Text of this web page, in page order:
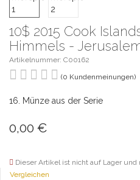
10$ 2015 Cook
Himmels -
Artikelnummer: C00162
(0 Kundenmeinungen)
16. Münze aus der Serie
0,00 €
Dieser Artikel ist nicht auf Lager
Vergleichen